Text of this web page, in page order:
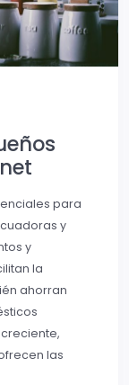
para
y
y
la
ahorran
las